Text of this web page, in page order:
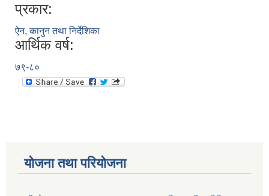
प्रकार:
ऐन, कानुन तथा निर्देशिका
आर्थिक वर्ष:
७९-८०
योजना तथा परियोजना